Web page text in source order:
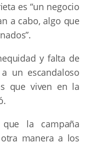
es “un negocio
a cabo, algo que
y falta de
un escandaloso
que viven en la
la campaña
manera a los